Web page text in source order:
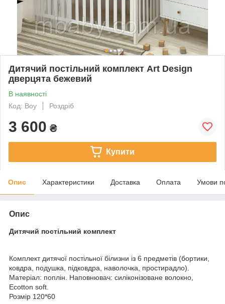
Дитячий постільний комплект Art Design
дверцята бежевий
В наявності
Код: Boy
Роздріб
3 600 ₴
Купити
Опис Характеристики Доставка Оплата Умови
Опис
Дитячий постільний комплект
Комплект дитячої постільної білизни із 6 предметів (бортики,
ковдра, подушка, підковдра, наволочка, простирадло).
Матеріал: поплін. Наповнювач: силіконізоване волокно,
Ecotton soft.
Розмір 120*60